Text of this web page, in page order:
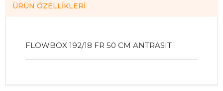
ÜRÜN ÖZELLIKLERI
FLOWBOX 192/18 FR 50 CM ANTRASIT